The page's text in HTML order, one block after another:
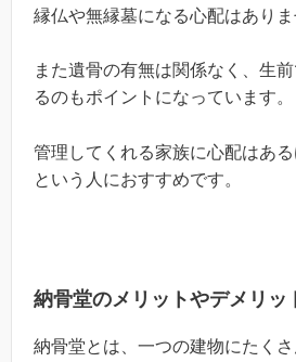
縁仏や無縁墓になる心配はありま
また遺骨の有無は関係なく、生
るのもポイントになっています。
管理してくれる家族に心配はあ
という人におすすめです。
納骨堂のメリットやデメリッ
納骨堂とは、一つの建物にたく